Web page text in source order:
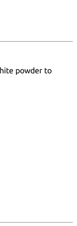
powder to